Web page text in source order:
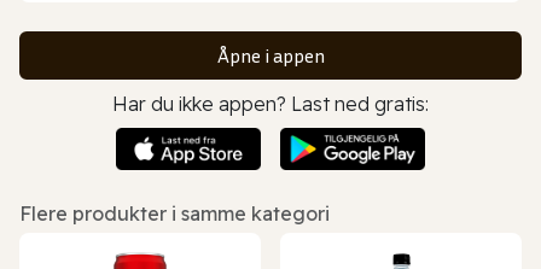
Åpne i appen
Har du ikke appen? Last ned gratis:
Flere produkter i samme kategori